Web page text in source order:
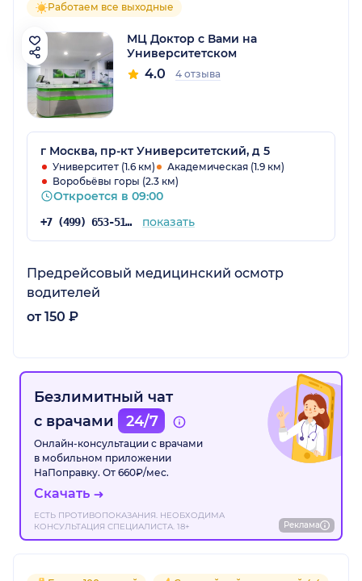
Работаем все выходные
МЦ Доктор с Вами на
Университетском
4.0 4 отзыва
г Москва, пр-кт Университетский, д 5
Университет (1.6 км)
Академическая (1.9 км)
Воробьёвы горы (2.3 км)
Откроется в 09:00
+7 (499) 653-51-16 показать
Предрейсовый медицинский осмотр
водителей
от 150 ₽
Безлимитный чат
с врачами
24/7
Онлайн-консультации с врачами
в мобильном приложении
НаПоправку. От 660₽/мес.
Скачать
ЕСТЬ ПРОТИВОПОКАЗАНИЯ. НЕОБХОДИМА
КОНСУЛЬТАЦИЯ СПЕЦИАЛИСТА. 18+
Реклама